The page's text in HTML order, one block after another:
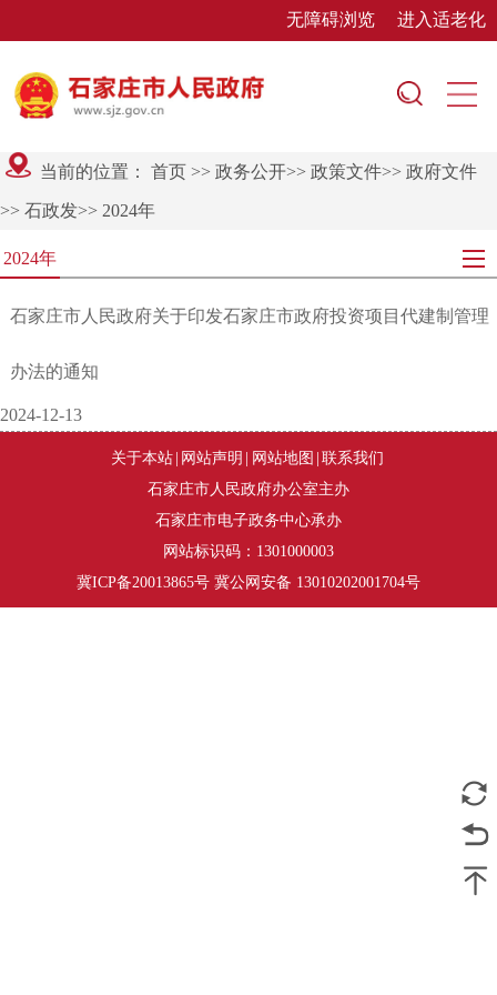
无障碍浏览 进入适老化
当前的位置： 首页 >> 政务公开>> 政策文件>> 政府文件
>> 石政发>> 2024年
2024年
石家庄市人民政府关于印发石家庄市政府投资项目代建制管理
办法的通知
2024-12-13
关于本站 | 网站声明 | 网站地图 |联系我们
石家庄市人民政府办公室主办
石家庄市电子政务中心承办
网站标识码：1301000003
冀ICP备20013865号 冀公网安备 13010202001704号